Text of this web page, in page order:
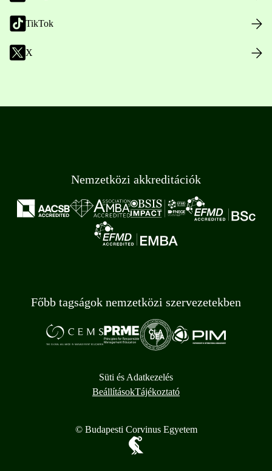
TikTok
X
Nemzetközi akkreditációk
Főbb tagságok nemzetközi szervezetekben
Süti és Adatkezelés
BeállításokTájékoztató
© Budapesti Corvinus Egyetem